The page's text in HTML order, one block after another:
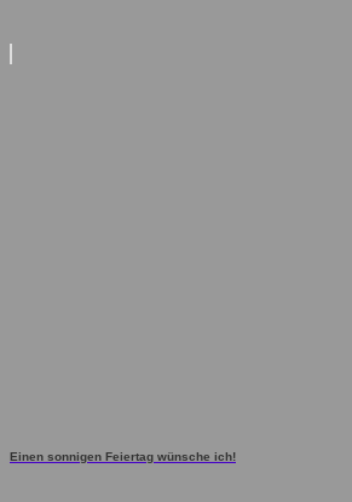
Einen sonnigen Feiertag wünsche ich!